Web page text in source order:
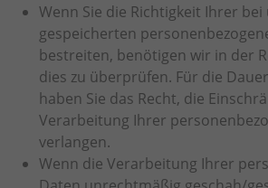
Wenn Sie die Richtigkeit Ihrer bei
gespeicherten
bestreiten, benötigen wir in der
dies zu überprüfen. Für die
haben Sie das Recht, die
Verarbeitung Ihrer
verlangen.
Wenn die Verarbeitung Ihrer